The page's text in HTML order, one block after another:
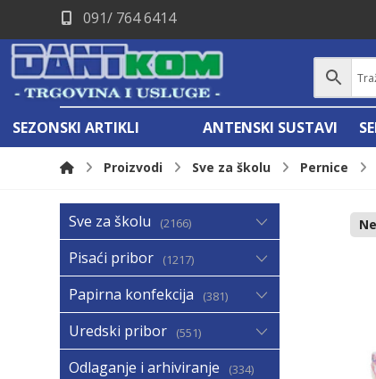
091/ 764 6414
SEZONSKI ARTIKLI ANTENSKI SUSTAVI
Proizvodi Sve za školu Pernice
Sve za školu 2166
Pisaći pribor 1217
Papirna konfekcija 381
Uredski pribor 551
Odlaganje i arhiviranje 334